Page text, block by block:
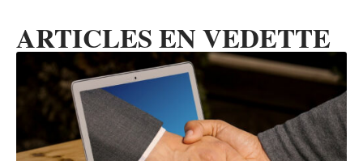
ARTICLES EN VEDETTE